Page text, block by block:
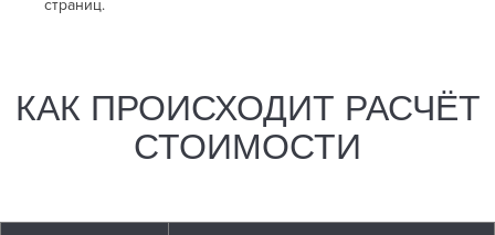
страниц.
КАК ПРОИСХОДИТ РАСЧЁТ
СТОИМОСТИ